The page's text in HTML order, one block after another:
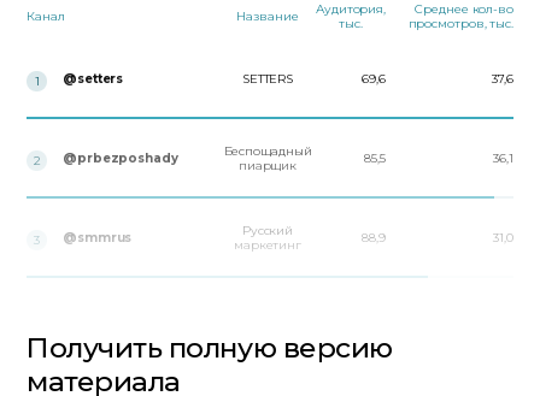
Канал Название
Аудитория,
тыс.
Среднее кол-во
просмотров, тыс.
1 @setters SETTERS 69,6 37,6
2 @prbezposhady
Беспощадный
пиарщик
85,5 36,1
3 @smmrus
Русский
маркетинг
88,9 31,0
Получить полную версию
материала